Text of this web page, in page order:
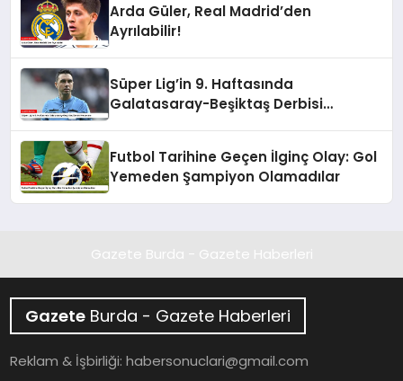
Arda Güler, Real Madrid’den
Ayrılabilir!
Süper Lig’in 9. Haftasında
Galatasaray-Beşiktaş Derbisi
Futbol Tarihine Geçen İlginç Olay: Gol
Yemeden Şampiyon Olamadılar
Gazete Burda - Gazete Haberleri
Gazete Burda - Gazete Haberleri
Reklam & İşbirliği:habersonuclari@gmail.com